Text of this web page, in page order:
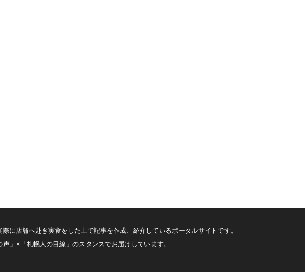
に店舗へ赴き実食をした上で記事を作成、紹介しているポータルサイトです。
」×「札幌人の目線」のスタンスでお届けしています。